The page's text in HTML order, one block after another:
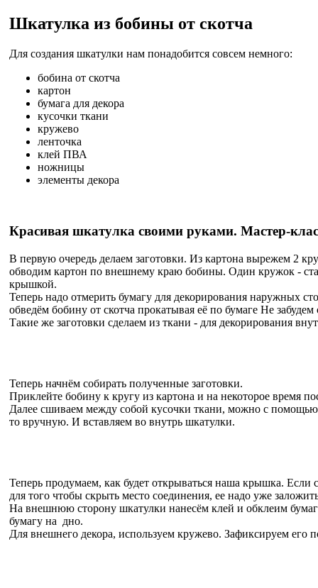
Шкатулка из бобины от скотча
Для создания шкатулки нам понадобится совсем немного:
бобина от скотча
картон
бумага для декора
кусочки ткани
кружево
ленточка
клей ПВА
ножницы
элементы декора
Красивая шкатулка своими руками. Мастер-
В первую очередь делаем заготовки. Из картона вырежем 2
обводим картон по внешнему краю бобины. Один кружок -
крышкой.
Теперь надо отмерить бумагу для декорирования наружных
обведём бобину от скотча прокатывая её по бумаге Не
Такие же заготовки сделаем из ткани - для декорирования
Теперь начнём собирать полученные заготовки.
Приклейте бобину к кругу из картона и на некоторое время
Далее сшиваем между собой кусочки ткани, можно с
то вручную. И вставляем во внутрь шкатулки.
Теперь продумаем, как будет открываться наша крышка.
для того чтобы скрыть место соединения, ее надо уже
На внешнюю сторону шкатулки нанесём клей и обклеим
бумагу на дно.
Для внешнего декора, используем кружево. Зафиксируем его